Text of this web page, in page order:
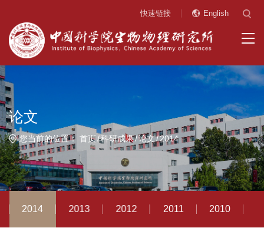
快速链接 English
论文
您当前的位置：首页 科研成果 论文 2014
2014 2013 2012 2011 2010